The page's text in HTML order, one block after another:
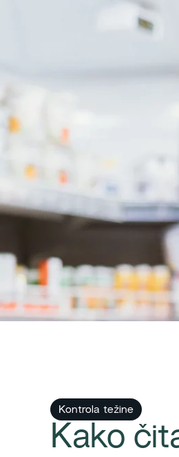
Kontrola težine
​​Kako